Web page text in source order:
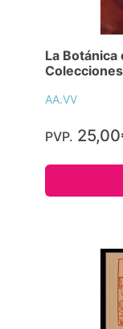
La Botánica
AA.VV
PVP.